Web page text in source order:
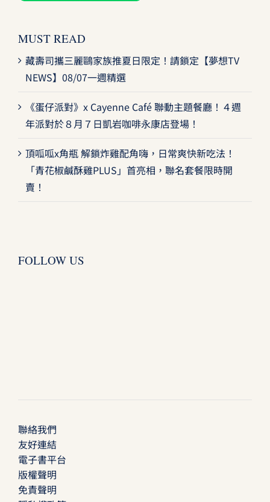
MUST READ
藏壽司攜三麗鷗家族推夏日限定！請鎖定【夢想TV
NEWS】08/07一週精選
《蛋仔派對》x Cayenne Café 聯動主題餐廳！４週
年派對於８月７日凱岩咖啡永康店登場！
頂呱呱x角瓶 解鎖炸雞配角嗨，日常爽快新吃法！
「青花椒鹹酥雞PLUS」首亮相，聯名套餐限時開
賣！
FOLLOW US
聯絡我們
友好連結
電子書平台
版權聲明
免責聲明